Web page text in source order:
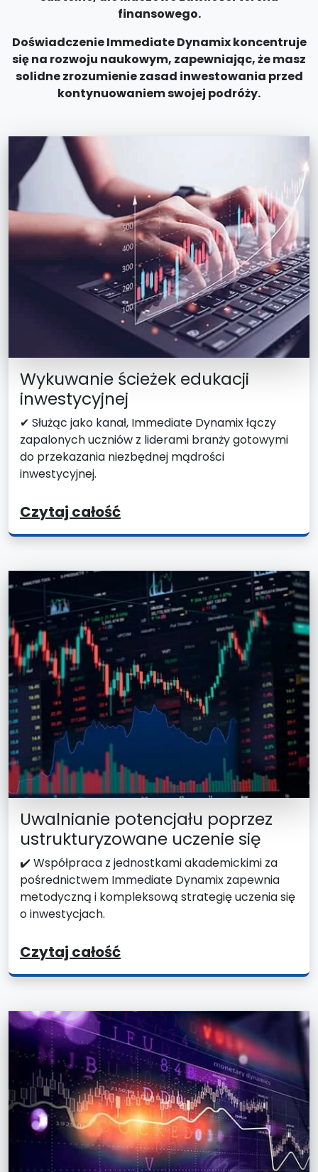
finansowego.
Doświadczenie Immediate Dynamix koncentruje
się na rozwoju naukowym, zapewniając, że masz
solidne zrozumienie zasad inwestowania przed
kontynuowaniem swojej podróży.
Wykuwanie ścieżek edukacji
inwestycyjnej
✔ Służąc jako kanał, Immediate Dynamix łączy
zapalonych uczniów z liderami branży gotowymi
do przekazania niezbędnej mądrości
inwestycyjnej.
Czytaj całość
Uwalnianie potencjału poprzez
ustrukturyzowane uczenie się
✔️ Współpraca z jednostkami akademickimi za
pośrednictwem Immediate Dynamix zapewnia
metodyczną i kompleksową strategię uczenia się
o inwestycjach.
Czytaj całość